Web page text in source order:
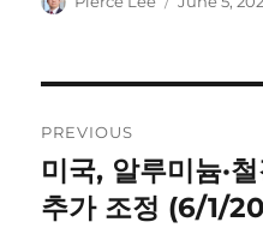
navigation
PREVIOUS
Previous
post:
미국, 알루미늄·
추가 조정 (6/1/